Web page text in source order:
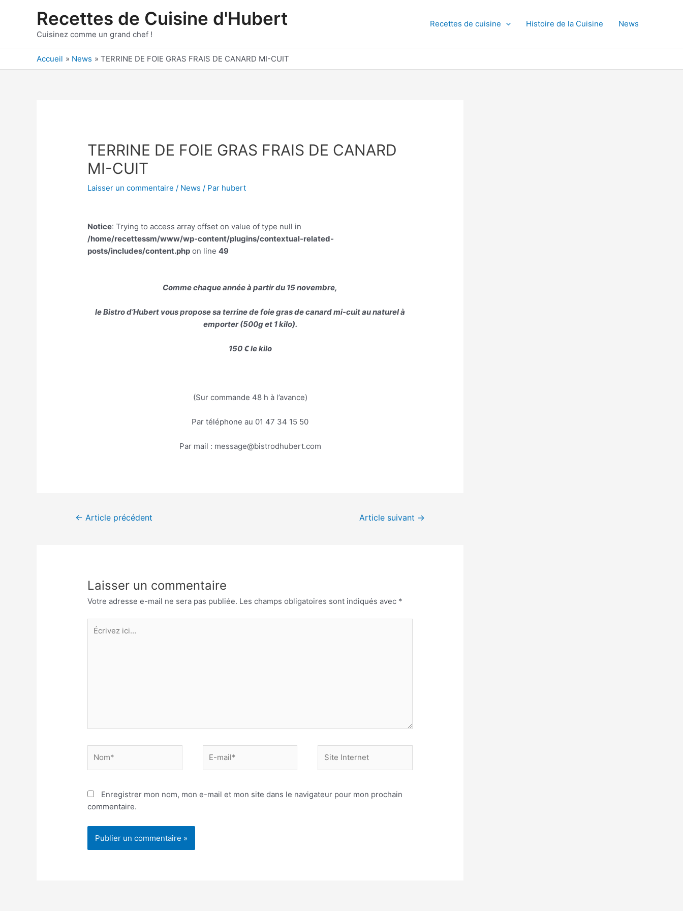
Recettes de Cuisine d'Hubert
Cuisinez comme un grand chef !
Recettes de cuisine Histoire de la Cuisine News
Accueil News TERRINE DE FOIE GRAS FRAIS DE CANARD MI-CUIT
TERRINE DE FOIE GRAS FRAIS DE CANARD
MI-CUIT
Laisser un commentaire / News / Par hubert
Notice: Trying to access array offset on value of type null in
/home/recettessm/www/wp-content/plugins/contextual-related-
posts/includes/content.php on line49
Comme chaque année à partir du 15 novembre,
le Bistro d’Hubert vous propose sa terrine de foie gras de canard mi-cuit au naturel à
emporter (500g et 1 kilo).
150 € le kilo
(Sur commande 48 h à l’avance)
Par téléphone au 01 47 34 15 50
Par mail : message@bistrodhubert.com
Navigation
← Article précédent Article suivant →
Laisser un commentaire
Votre adresse e-mail ne sera pas publiée. Les champs obligatoires sont indiqués avec *
Écrivez
ici…
mail*
Internet
Enregistrer mon nom, mon e-mail et mon site dans le navigateur pour mon prochain
commentaire.